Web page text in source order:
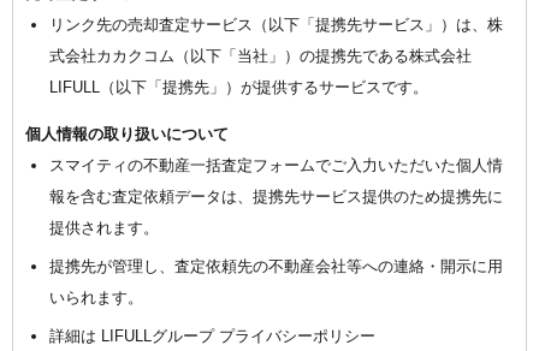
リンク先の売却査定サービス（以下「提携先サービス」）は、株
式会社カカクコム（以下「当社」）の提携先である株式会社
LIFULL（以下「提携先」）が提供するサービスです。
個人情報の取り扱いについて
スマイティの不動産一括査定フォームでご入力いただいた個人情
報を含む査定依頼データは、提携先サービス提供のため提携先に
提供されます。
提携先が管理し、査定依頼先の不動産会社等への連絡・開示に用
いられます。
詳細は LIFULLグループ プライバシーポリシー